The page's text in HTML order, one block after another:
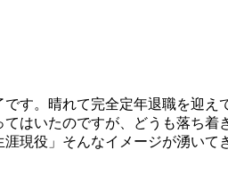
す。晴れて完全定年退職を迎え
はいたのですが、どうも落ち着
現役」そんなイメージが湧いて